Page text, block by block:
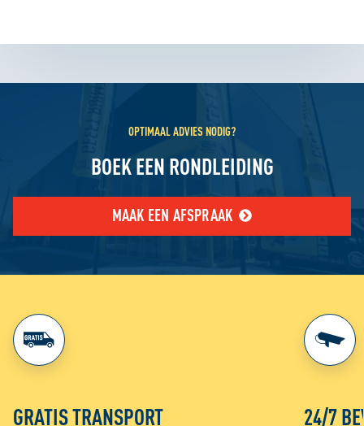
OPTIMAAL ADVIES NODIG?
BOEK EEN RONDLEIDING
MAAK EEN AFSPRAAK
GRATIS TRANSPORT 24/7